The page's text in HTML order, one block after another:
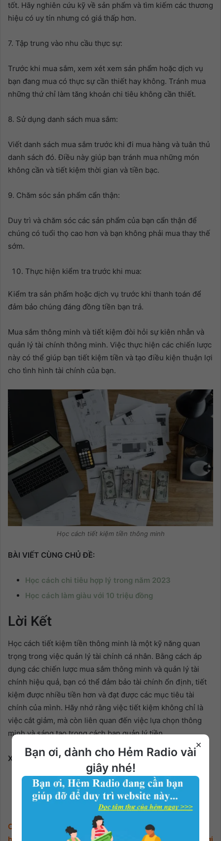
tốt. Hãy nghiên cứu kỹ về sản phẩm và tìm kiếm các thương
hiệu có uy tín nhưng có giá thấp hơn.
7. Tập trung vào nhu cầu thực sự:
Trước khi mua sắm, xem xét xem sản phẩm hoặc dịch vụ
bạn đang mua có thực sự cần thiết hay không. Tránh mua
những thứ chỉ làm tăng khoản chi tiêu không cần thiết.
8. Sử dụng danh sách mua sắm:
Viết danh sách mua sắm trước khi đi mua hàng và tuân thủ
danh sách đó. Điều này giúp bạn tránh mua những món
không cần và tiết kiệm thời gian và tiền bạc.
9. Chăm sóc sản phẩm cẩn thận:
Duy trì và chăm sóc các sản phẩm của bạn cẩn thận để
chúng có tuổi thọ cao hơn và bạn không phải mua thay thế
sớm.
Thực hiện kiểm tra trước khi mua:
Kiểm tra sản phẩm hoặc dịch vụ trước khi thanh toán để
đảm bảo chúng đáng đồng tiền bạn trả.
Mua sắm thông minh và tiết kiệm đòi hỏi sự kiên nhẫn và
quản lý tài chính thông minh. Việc thực hiện các chiến lược
này có thể giúp bạn tiết kiệm tiền và tạo điều kiện thuận lợi
cho tình hình tài chính của bạn.
Học cách tiết kiệm tiền thông minh
BÀI VIẾT CÙNG CHỦ ĐỀ:
Học cách chi tiêu hợp lý trong năm 2023
Học cách làm giàu với 10 triệu đồng
Lời Kết
Học cách tiết kiệm tiền thông minh là một kỹ năng quan
trọng trong việc quản lý tài chính cá nhân. Bằng cách áp
dụng các chiến lược mua sắm thông minh và quản lý tài
chính hiệu quả, bạn có thể đảm bảo tài chính ổn định, tiết
kiệm được nhiều tiền hơn và đạt được các mục tiêu tài
chính của mình. Hãy nhớ rằng việc tiết kiệm không chỉ là
việc cắt giảm, mà còn liên quan đến việc lựa chọn thông
minh và sáng tạo trong cách bạn quản lý tiền.
XEM THÊM:
Học cách làm giàu trong năm 2023
Học cách chơi chứng khoán cho người mới
Các bạn nếu không nghe được audio, vui lòng gửi thông
báo ở phần bình luận bên dưới. Ad sẽ chỉnh sửa trong thời
×
Bạn ơi, dành cho Hẻm Radio vài
giây nhé!